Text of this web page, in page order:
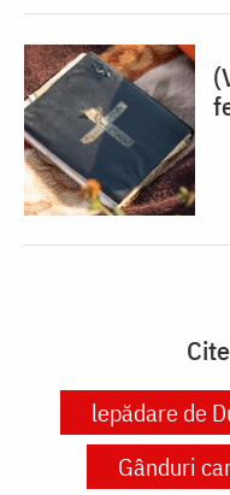
lepădare de
Gânduri